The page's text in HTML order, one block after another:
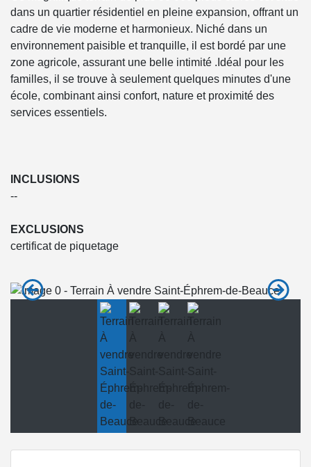
dans un quartier résidentiel en pleine expansion, offrant un
cadre de vie moderne et harmonieux. Niché dans un
environnement paisible et tranquille, il est bordé par une
zone agricole, assurant une belle intimité .Idéal pour les
familles, il se trouve à seulement quelques minutes d'une
école, combinant ainsi confort, nature et proximité des
services essentiels.
INCLUSIONS
--
EXCLUSIONS
certificat de piquetage